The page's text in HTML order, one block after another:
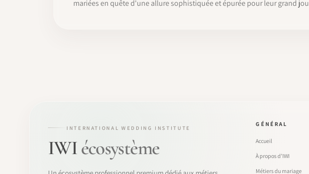
mariées en quête d'une allure sophistiquée et épurée pour leur grand
INTERNATIONAL WEDDING INSTITUTE
IWIécosystème
GÉNÉRAL
Accueil
À propos d’IWI
Métiers du mariage